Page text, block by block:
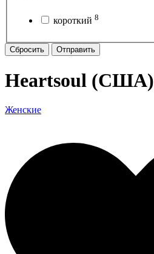
короткий 8
Сбросить Отправить
Heartsoul (США)
Женские